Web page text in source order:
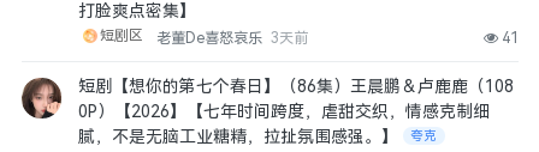
打脸爽点密集】
短剧区 老董De喜怒哀乐 3天前 41
短剧【想你的第七个春日】（86集）王晨鹏＆卢鹿鹿（108
0P）【2026】【七年时间跨度，虐甜交织，情感克制细
腻，不是无脑工业糖精，拉扯氛围感强。】
夸克